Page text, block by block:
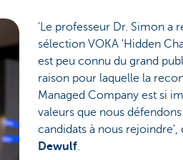
'Le professeur Dr. Simon a
sélection VOKA 'Hidden
est peu connu du grand
raison pour laquelle la
Managed Company est si
valeurs que nous
candidats à nous
Dewulf.